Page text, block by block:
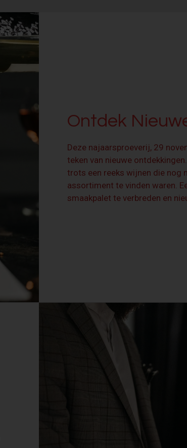
Ontdek
Deze najaarsproeverij, 29
teken van nieuwe
trots een reeks wijnen die nog
assortiment te vinden waren.
smaakpalet te verbreden en